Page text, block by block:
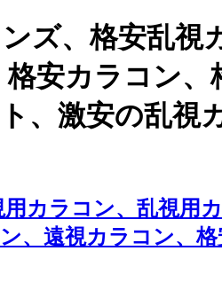
ズ、格安乱視
安カラコン、
、激安の乱視
カラコン、乱視用
、遠視カラコン、格